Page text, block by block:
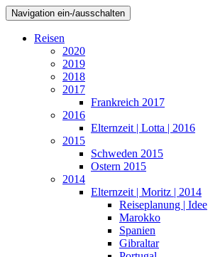
Navigation ein-/ausschalten
Reisen
2020
2019
2018
2017
Frankreich 2017
2016
Elternzeit | Lotta | 2016
2015
Schweden 2015
Ostern 2015
2014
Elternzeit | Moritz | 2014
Reiseplanung | Idee
Marokko
Spanien
Gibraltar